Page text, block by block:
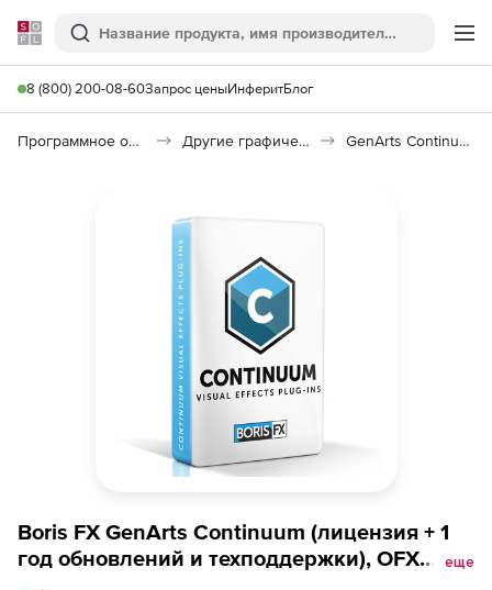
Softline
Поиск
8 (800) 200-08-60Запрос ценыИнферитБлог
Программное обеспечение для графики и дизайна Другие графические утилиты GenArts Continuum
Boris FX GenArts Continuum (лицензия + 1
год обновлений и техподдержки), OFX
еще